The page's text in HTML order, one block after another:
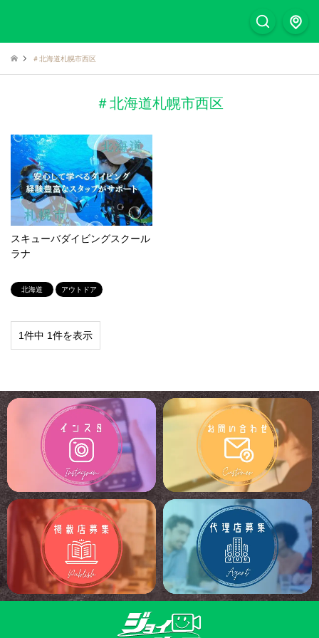
＃北海道札幌市西区
＃北海道札幌市西区
スキューバダイビングスクール
ラナ
北海道 アウトドア
1件中 1件を表示